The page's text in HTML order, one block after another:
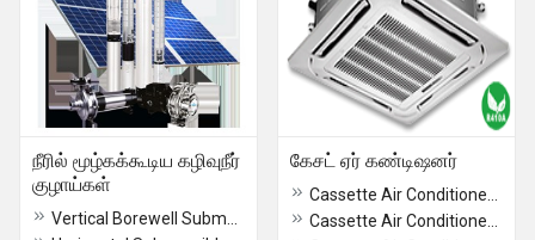
நீரில் மூழ்கக்கூடிய கழிவுநீர்
குழாய்கள்
கேசட் ஏர் கண்டிஷனர்